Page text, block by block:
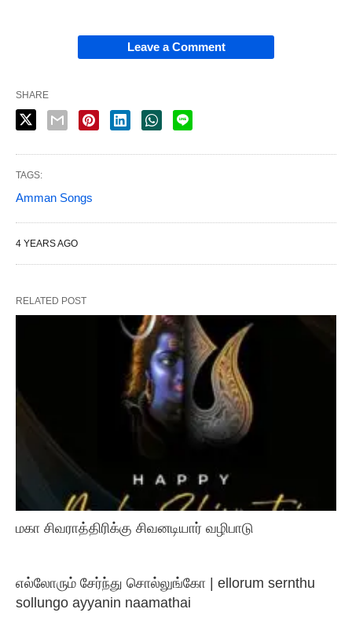
Leave a Comment
SHARE
TAGS:
Amman Songs
4 YEARS AGO
RELATED POST
மகா சிவராத்திரிக்கு சிவனடியார் வழிபாடு
எல்லோரும் சேர்ந்து சொல்லுங்கோ | ellorum sernthu
sollungo ayyanin naamathai